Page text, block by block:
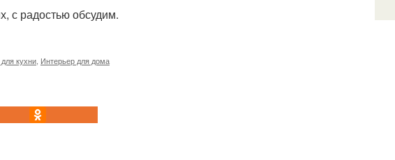
с радостью обсудим.
кухни Интерьер для дома